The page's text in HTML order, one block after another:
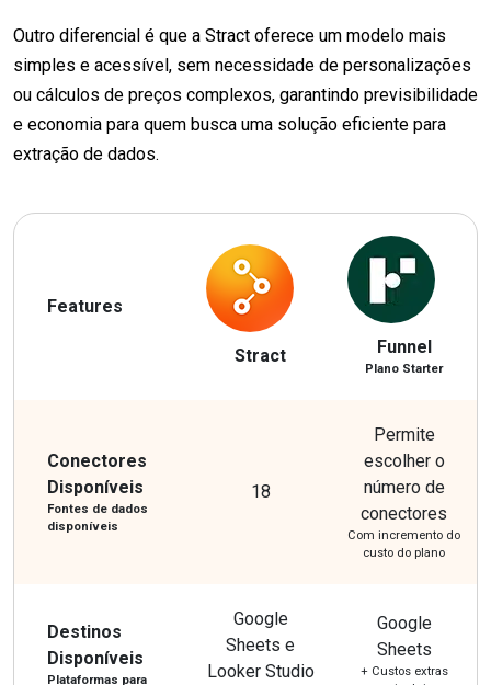
Outro diferencial é que a Stract oferece um modelo mais
simples e acessível, sem necessidade de personalizações
ou cálculos de preços complexos, garantindo previsibilidade
e economia para quem busca uma solução eficiente para
extração de dados.
Features
Stract Funnel
Plano Starter
Conectores
Disponíveis
Fontes de dados
disponíveis
18
Permite
escolher o
número de
conectores
Com incremento do
custo do plano
Destinos
Disponíveis
Plataformas para
Google
Sheets e
Looker Studio
Google
Sheets
+ Custos extras